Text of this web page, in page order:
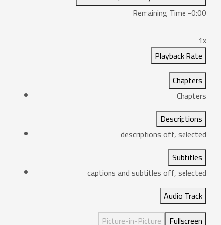
Remaining Time -0:00
1x
Playback Rate
Chapters
Chapters
Descriptions
descriptions off, selected
Subtitles
captions and subtitles off, selected
Audio Track
Picture-in-Picture Fullscreen